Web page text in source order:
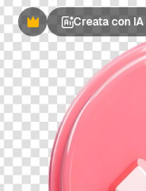
PremiumCreata con IA